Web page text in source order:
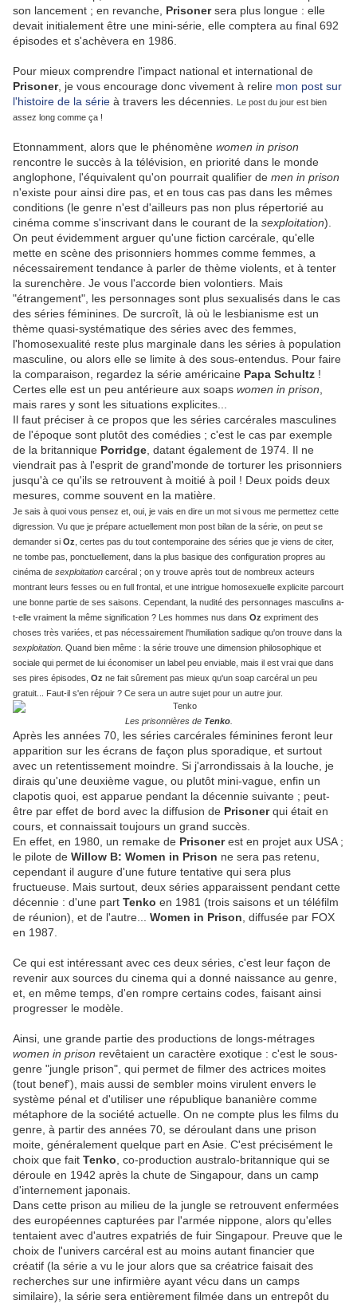
son lancement ; en revanche, Prisonersera plus longue : elle
devait initialement être une mini-série, elle comptera au final 692
épisodes et s'achèvera en 1986.
Pour mieux comprendre l'impact national et international de
Prisoner, je vous encourage donc vivement à relire mon post sur
l'histoire de la série à travers les décennies.
Le post du jour est bien
assez long comme ça !
Etonnamment, alors que le phénomène women in prison
rencontre le succès à la télévision, en priorité dans le monde
anglophone, l'équivalent qu'on pourrait qualifier de men in prison
n'existe pour ainsi dire pas, et en tous cas pas dans les mêmes
conditions (le genre n'est d'ailleurs pas non plus répertorié au
cinéma comme s'inscrivant dans le courant de la sexploitation).
On peut évidemment arguer qu'une fiction carcérale, qu'elle
mette en scène des prisonniers hommes comme femmes, a
nécessairement tendance à parler de thème violents, et à tenter
la surenchère. Je vous l'accorde bien volontiers. Mais
"étrangement", les personnages sont plus sexualisés dans le cas
des séries féminines. De surcroît, là où le lesbianisme est un
thème quasi-systématique des séries avec des femmes,
l'homosexualité reste plus marginale dans les séries à population
masculine, ou alors elle se limite à des sous-entendus. Pour faire
la comparaison, regardez la série américaine Papa Schultz !
Certes elle est un peu antérieure aux soaps women in prison
mais rares y sont les situations explicites...
Il faut préciser à ce propos que les séries carcérales masculines
de l'époque sont plutôt des comédies ; c'est le cas par exemple
de la britannique Porridge , datant également de 1974. Il ne
viendrait pas à l'esprit de grand'monde de torturer les prisonniers
jusqu'à ce qu'ils se retrouvent à moitié à poil ! Deux poids deux
mesures, comme souvent en la matière.
Je sais à quoi vous pensez et, oui, je vais en dire un mot si vous me permettez cette
digression. Vu que je prépare actuellement mon post bilan de la série, on peut se
demander si Oz , certes pas du tout contemporaine des séries que je viens de citer,
ne tombe pas, ponctuellement, dans la plus basique des configuration propres au
cinéma de sexploitation carcéral ; on y trouve après tout de nombreux acteurs
montrant leurs fesses ou en full frontal, et une intrigue homosexuelle explicite parcourt
une bonne partie de ses saisons. Cependant, la nudité des personnages masculins a-
t-elle vraiment la même signification ? Les hommes nus dans Oz expriment des
choses très variées, et pas nécessairement l'humiliation sadique qu'on trouve dans la
sexploitation . Quand bien même : la série trouve une dimension philosophique et
sociale qui permet de lui économiser un label peu enviable, mais il est vrai que dans
ses pires épisodes, Oz ne fait sûrement pas mieux qu'un soap carcéral un peu
gratuit... Faut-il s'en réjouir ? Ce sera un autre sujet pour un autre jour.
Les prisonnières de Tenko.
Après les années 70, les séries carcérales féminines feront leur
apparition sur les écrans de façon plus sporadique, et surtout
avec un retentissement moindre. Si j'arrondissais à la louche, je
dirais qu'une deuxième vague, ou plutôt mini-vague, enfin un
clapotis quoi, est apparue pendant la décennie suivante ; peut-
être par effet de bord avec la diffusion de Prisonerqui était en
cours, et connaissait toujours un grand succès.
En effet, en 1980, un remake de Prisonerest en projet aux USA ;
le pilote de Willow B: Women in Prison ne sera pas retenu,
cependant il augure d'une future tentative qui sera plus
fructueuse. Mais surtout, deux séries apparaissent pendant cette
décennie : d'une part Tenko en 1981 (trois saisons et un téléfilm
de réunion), et de l'autre... Women in Prison , diffusée par FOX
en 1987.
Ce qui est intéressant avec ces deux séries, c'est leur façon de
revenir aux sources du cinema qui a donné naissance au genre,
et, en même temps, d'en rompre certains codes, faisant ainsi
progresser le modèle.
Ainsi, une grande partie des productions de longs-métrages
women in prison revêtaient un caractère exotique : c'est le sous-
genre "jungle prison", qui permet de filmer des actrices moites
(tout benef'), mais aussi de sembler moins virulent envers le
système pénal et d'utiliser une république bananière comme
métaphore de la société actuelle. On ne compte plus les films du
genre, à partir des années 70, se déroulant dans une prison
moite, généralement quelque part en Asie. C'est précisément le
choix que fait Tenko , co-production australo-britannique qui se
déroule en 1942 après la chute de Singapour, dans un camp
d'internement japonais.
Dans cette prison au milieu de la jungle se retrouvent enfermées
des européennes capturées par l'armée nippone, alors qu'elles
tentaient avec d'autres expatriés de fuir Singapour. Preuve que le
choix de l'univers carcéral est au moins autant financier que
créatif (la série a vu le jour alors que sa créatrice faisait des
recherches sur une infirmière ayant vécu dans un camps
similaire), la série sera entièrement filmée dans un entrepôt du